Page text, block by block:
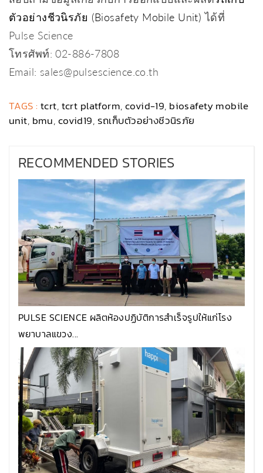
ตัวอย่างชีวนิรภัย (Biosafety Mobile Unit) ได้ที่
Pulse Science
โทรศัพท์: 02-886-7808
Email: sales@pulsescience.co.th
TAGS : tcrt,tcrt platform,covid-19, biosafety mobile
unit, bmu,covid19,รถเก็บตัวอย่างชีวนิรภัย
RECOMMENDED STORIES
PULSE SCIENCE ผลิตห้องปฏิบัติการสำเร็จรูปให้แก่โรง
พยาบาลแขวง...